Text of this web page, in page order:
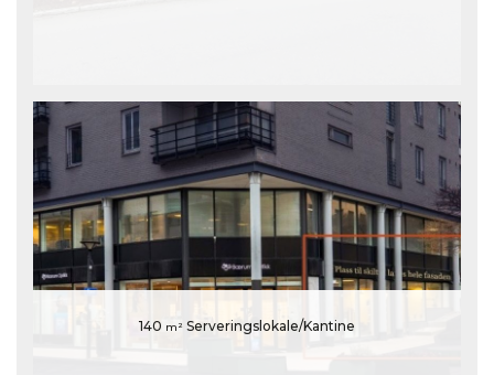
140 m² Serveringslokale/Kantine